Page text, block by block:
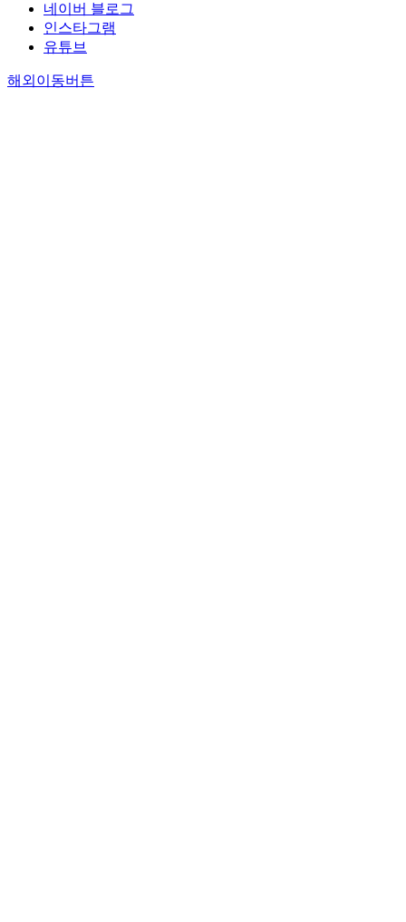
네이버 블로그
인스타그램
유튜브
해외이동버튼